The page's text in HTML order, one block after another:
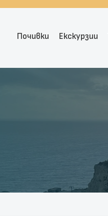
Почивки Екскурзии